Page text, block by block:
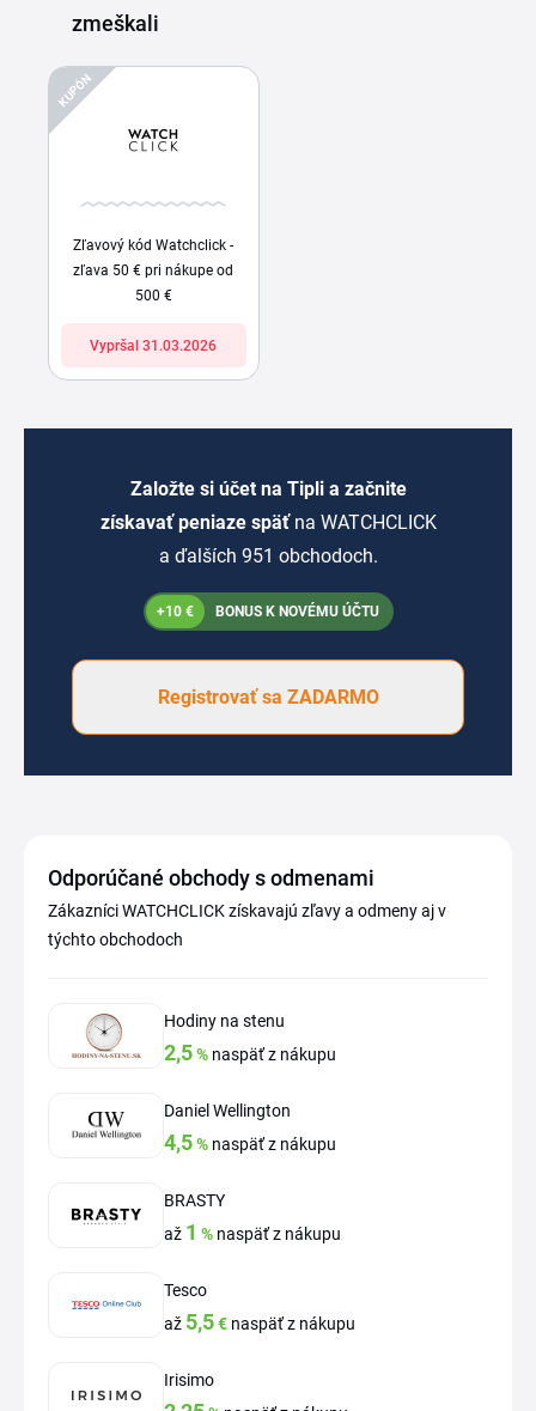
zmeškali
KUPÓN
Zľavový kód Watchclick -
zľava 50 € pri nákupe od
500 €
Vypršal 31.03.2026
Založte si účet na Tipli a začnite
získavať peniaze späť na WATCHCLICK
a ďalších 951 obchodoch.
+10 € BONUS K NOVÉMU ÚČTU
Registrovať sa ZADARMO
Odporúčané obchody s odmenami
Zákazníci WATCHCLICK získavajú zľavy a odmeny aj v
týchto obchodoch
Hodiny na stenu
2,5% naspäť z nákupu
Daniel Wellington
4,5% naspäť z nákupu
BRASTY
až 1 % naspäť z nákupu
Tesco
až 5,5€ naspäť z nákupu
Irisimo